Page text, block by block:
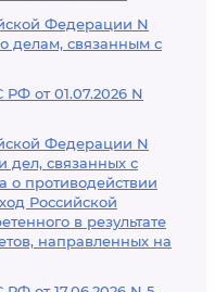
Федерации N
делам, связанным с
от 01.07.2026 N
Федерации N
дел, связанных с
о противодействии
Российской
в результате
направленных на